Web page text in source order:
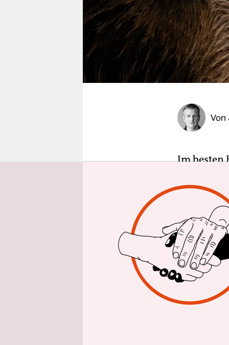
shop
fragen & hilfe
unterstützen
abo
Von
Im besten
Haus der
dazu,
anschaut.
Es geht
(Fang